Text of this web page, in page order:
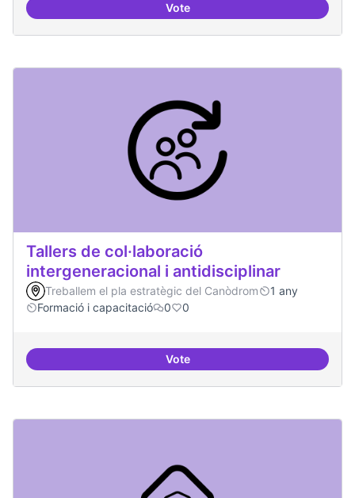
VoteConsolidar oferta antena
Tallers de col·laboració
intergeneracional i antidisciplinar
Treballem el pla estratègic del Canòdrom
1 any
Formació i capacitació
0 0
VoteTallers de col·laboració